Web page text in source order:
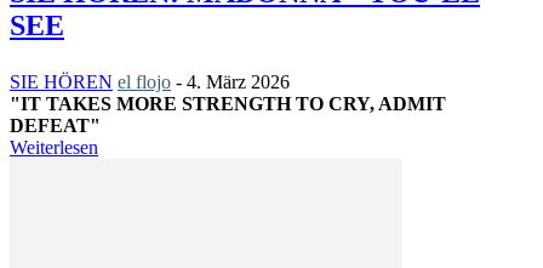
SEE
SIE HÖREN el flojo - 4. März 2026
"IT TAKES MORE STRENGTH TO CRY, ADMIT
DEFEAT"
Weiterlesen